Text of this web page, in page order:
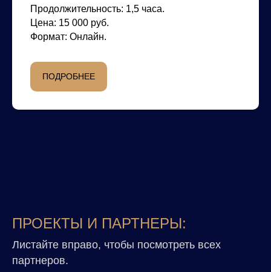
С 2019 года была ведущей
телеканале «78», где делилась
зрителям осознать важность
Шопинг-сопровождение в
Париж, Барселона, Флоренция,
Продолжительность: 1,5 часа.
Цена: 15 000 руб.
Формат: Онлайн.
ПОДРОБНЕЕ
ПРОЕКТЫ И ПАРТНЕРЫ:
Листайте вправо, чтобы посмотреть всех
партнеров.